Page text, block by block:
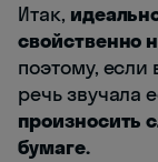
Итак,
свойственно
поэтому, если
речь звучала
произносить
бумаге.